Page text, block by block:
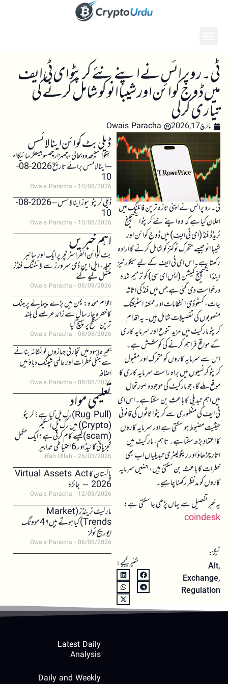
ٹی۔ رو پرائس نے اپنے نئے کرپٹو ای ٹی ایف
میں ڈوج کوائن اور شیبا انو کو شامل کرنے کی
تیاری کر لی
مارچ 17, 2026 Owais Paracha
ٹی۔ رو پرائس نے اپنی تازہ ترین فائلنگ میں
اعلان کیا ہے کہ وہ اپنے نئے کرپٹو ایکسچینج
ٹریڈڈ فنڈ (ای ٹی ایف) میں ڈوج کوائن اور
شیبا انو جیسے متحرک ٹوکنز کو شامل کرنے کا ارادہ
رکھتا ہے۔ اس ای ٹی ایف کے لیے سیکورٹیز
اینڈ ایکسچینج کمیشن (ایس ای سی) کو ترمیم شدہ
درخواست دی گئی ہے جس میں فنڈ کی اثاثہ
جات، کسٹوڈی انتظامات اور ممکنہ اسٹیکنگ
منصوبوں کی تفصیلات شامل ہیں۔ یہ اقدام
کرپٹو مارکیٹ میں مزید تنوع اور سرمایہ کاری
کے مواقع فراہم کرنے کی کوشش ہے۔
اس سے سرمایہ کاروں کو متحرک اور مقبول
کرپٹو کرنسیوں میں براہ راست سرمایہ کاری کا
موقع ملے گا، جو مارکیٹ کی موجودہ صورتحال
میں اہم تبدیلی کا باعث بن سکتا ہے۔ اس ای
ٹی ایف کی منظوری سے کرپٹو اثاثوں کی قانونی
حیثیت مضبوط ہو سکتی ہے اور سرمایہ کاروں
کا اعتماد بڑھ سکتا ہے۔ تاہم، مارکیٹ میں
اتار چڑھاؤ اور ریگولیٹری تبدیلیاں اب بھی
خطرات کا باعث بن سکتی ہیں، جنہیں سرمایہ
کاروں کو مدنظر رکھنا چاہیے۔
یہ خبر تفصیل سے یہاں پڑھی جا سکتی ہے:
coindesk
ٹیگز:
Alt,
Exchange,
Regulation
شئیر کیجیے:
ڈیلی بٹ کوائن اینالائسس
بٹکوائنکیمحدودبحالی،چھہزارچھسوبیستکرسائیکاامکان
– اینالائسس برائے تاریخ 2026-08-
10
Owais Paracha 10/08/2026
ڈیلی کرپٹو نیوز اینالائسس – 2026-08-
10
Owais Paracha 10/08/2026
اہم خبریں
بٹ کوائن انفراسٹرکچر پر ایک اور سائبر
حملہ، ایل این ڈی سرورز سے لائٹننگ فنڈز
منتقل کیے گئے
Owais Paracha 08/08/2026
اقوام متحدہ: یمن میں بڑے پیمانے پر جنگ
کا خطرہ چار سال سے زائد عرصے کی بلند
ترین سطح پر پہنچ گیا
Owais Paracha 08/08/2026
بحیرہ اسود میں تجارتی جہازوں کو نشانہ بنانے
سے جنگی خطرات اور عالمی شپنگ دباؤ میں
اضافہ
Owais Paracha 08/08/2026
تعلیمی مواد(Rug Pull)رگ پل کیا ہے؟ کرپٹو
(Crypto) میں رگ پل اسکیم
(scam)کیسے کام کرتی ہے؟ ایک مکمل
تجزیاتی گائیڈ اور 6 احتیاطی تدابیر
Irfan Ullah 26/03/2026
پاکستان کا Virtual Assets Act
2026 – جائزہ
Owais Paracha 12/03/2026
مارکیٹ ٹرینڈز (Market
Trends) کیا ہوتے ہیں؟ 4 موونگ
ایوریج ٹولز
Owais Paracha 06/03/2026
Latest Daily
Analysis
Daily and Weekly